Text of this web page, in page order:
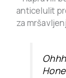
anticelulit
za